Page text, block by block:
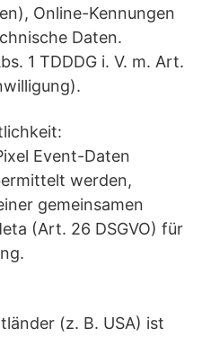
Online-Kennungen
Daten.
1 TDDDG i. V. m. Art.
Event-Daten
werden,
gemeinsamen
(Art. 26 DSGVO) für
(z. B. USA) ist